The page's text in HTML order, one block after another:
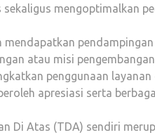
sekaligus mengoptimalkan
mendapatkan
atau misi
penggunaan
apresiasi serta
Di Atas (TDA) sendiri